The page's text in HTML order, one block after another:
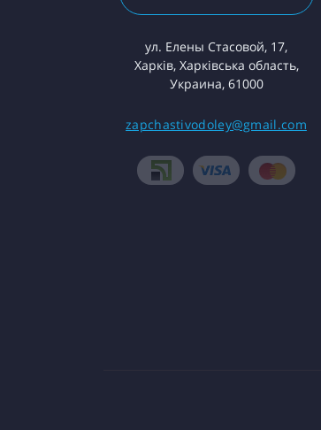
ул. Елены Стасовой, 17,
Харків, Харківська область,
Украина, 61000
zapchastivodoley@gmail.com